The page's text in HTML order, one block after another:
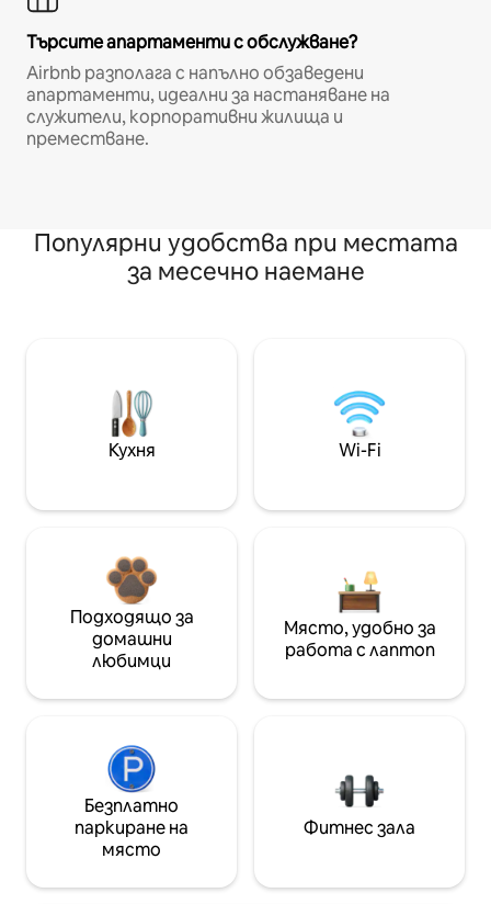
Търсите апартаменти с обслужване?
Airbnb разполага с напълно обзаведени
апартаменти, идеални за настаняване на
служители, корпоративни жилища и
преместване.
Популярни удобства при местата
за месечно наемане
Кухня Wi-Fi
Подходящо за
домашни
любимци
Място, удобно за
работа с лаптоп
Безплатно
паркиране на
място
Фитнес зала